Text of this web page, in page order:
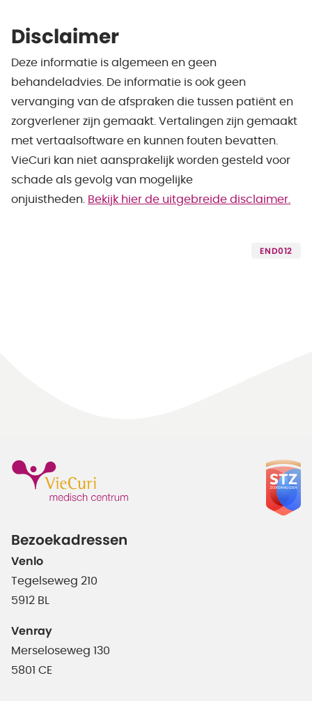
Disclaimer
Deze informatie is algemeen en geen
behandeladvies. De informatie is ook geen
vervanging van de afspraken die tussen patiënt en
zorgverlener zijn gemaakt. Vertalingen zijn gemaakt
met vertaalsoftware en kunnen fouten bevatten.
VieCuri kan niet aansprakelijk worden gesteld voor
schade als gevolg van mogelijke
onjuistheden.
Bekijk hier de uitgebreide disclaimer.
END012
Bezoekadressen
Venlo
Tegelseweg 210
5912 BL
Venray
Merseloseweg 130
5801 CE